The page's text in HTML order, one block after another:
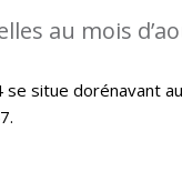
au mois
se situe dorénavant